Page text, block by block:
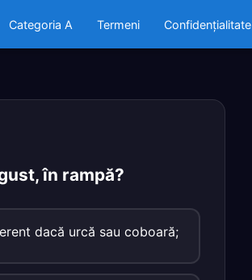
Categoria A Termeni Confidențialitate
în rampă?
dacă urcă sau coboară;